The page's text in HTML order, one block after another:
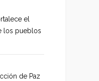
el
los pueblos
de Paz